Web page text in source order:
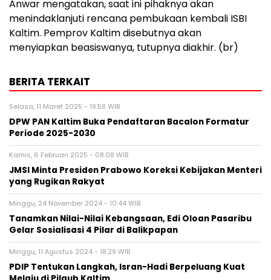
Anwar mengatakan, saat ini pihaknya akan
menindaklanjuti rencana pembukaan kembali ISBI
Kaltim. Pemprov Kaltim disebutnya akan
menyiapkan beasiswanya, tutupnya diakhir. (br)
BERITA TERKAIT
Selasa, 11 Maret 2025 - 19:58 WIB
DPW PAN Kaltim Buka Pendaftaran Bacalon Formatur
Periode 2025-2030
Kamis, 6 Februari 2025 - 08:08 WIB
JMSI Minta Presiden Prabowo Koreksi Kebijakan Menteri
yang Rugikan Rakyat
Minggu, 24 November 2024 - 10:44 WIB
Tanamkan Nilai-Nilai Kebangsaan, Edi Oloan Pasaribu
Gelar Sosialisasi 4 Pilar di Balikpapan
Minggu, 11 Agustus 2024 - 18:29 WIB
PDIP Tentukan Langkah, Isran-Hadi Berpeluang Kuat